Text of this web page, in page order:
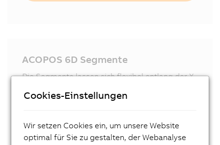
ACOPOS 6D Segmente
Die Segmente lassen sich flexibel entlang der X-
versetzt oder mit Zwischenräumen für
Prozessstationen. Das ist maximale
Gestaltungsfreiheit bei optimaler Raumnutzung.
Cookies-Einstellungen
Wir setzen Cookies ein, um unsere Website
optimal für Sie zu gestalten, der Webanalyse